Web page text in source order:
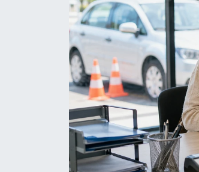
Haber İlanlar
Kültür-Sanat
Magazin
Resmi İlanlar